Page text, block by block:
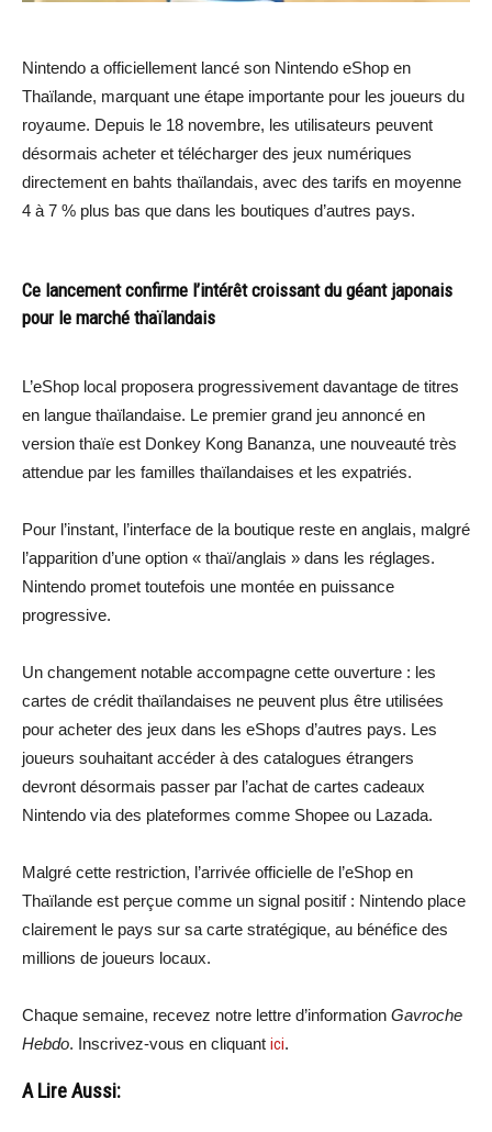
Nintendo a officiellement lancé son Nintendo eShop en
Thaïlande, marquant une étape importante pour les joueurs du
royaume. Depuis le 18 novembre, les utilisateurs peuvent
désormais acheter et télécharger des jeux numériques
directement en bahts thaïlandais, avec des tarifs en moyenne
4 à 7 % plus bas que dans les boutiques d’autres pays.
Ce lancement confirme l’intérêt croissant du géant japonais
pour le marché thaïlandais
L’eShop local proposera progressivement davantage de titres
en langue thaïlandaise. Le premier grand jeu annoncé en
version thaïe est Donkey Kong Bananza, une nouveauté très
attendue par les familles thaïlandaises et les expatriés.
Pour l’instant, l’interface de la boutique reste en anglais, malgré
l’apparition d’une option « thaï/anglais » dans les réglages.
Nintendo promet toutefois une montée en puissance
progressive.
Un changement notable accompagne cette ouverture : les
cartes de crédit thaïlandaises ne peuvent plus être utilisées
pour acheter des jeux dans les eShops d’autres pays. Les
joueurs souhaitant accéder à des catalogues étrangers
devront désormais passer par l’achat de cartes cadeaux
Nintendo via des plateformes comme Shopee ou Lazada.
Malgré cette restriction, l’arrivée officielle de l’eShop en
Thaïlande est perçue comme un signal positif : Nintendo place
clairement le pays sur sa carte stratégique, au bénéfice des
millions de joueurs locaux.
Chaque semaine, recevez notre lettre d’information Gavroche
Hebdo. Inscrivez-vous en cliquant ici.
A Lire Aussi: